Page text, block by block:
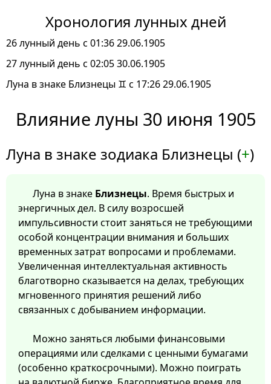
Хронология лунных дней
26 лунный день с 01:36 29.06.1905
27 лунный день с 02:05 30.06.1905
Луна в знаке Близнецы ♊ с 17:26 29.06.1905
Влияние луны 30 июня 1905
Луна в знаке зодиака Близнецы (+)
Луна в знаке Близнецы. Время быстрых и
энергичных дел. В силу возросшей
импульсивности стоит заняться не требующими
особой концентрации внимания и больших
временных затрат вопросами и проблемами.
Увеличенная интеллектуальная активность
благотворно сказывается на делах, требующих
мгновенного принятия решений либо
связанных с добыванием информации.
Можно заняться любыми финансовыми
операциями или сделками с ценными бумагами
(особенно краткосрочными). Можно поиграть